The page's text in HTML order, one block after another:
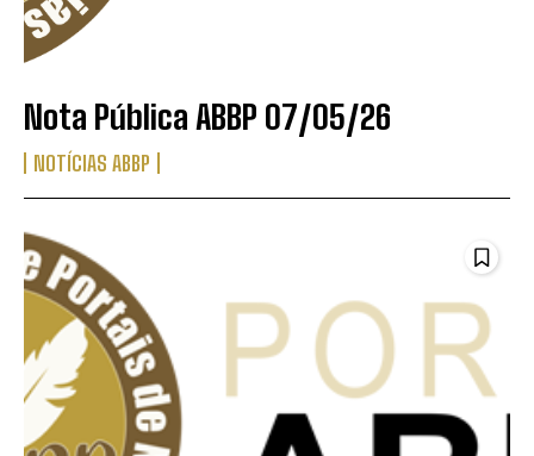
Nota Pública ABBP 07/05/26
NOTÍCIAS ABBP